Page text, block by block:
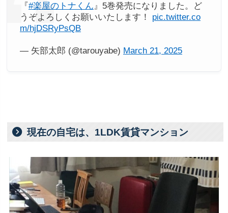
『#楽屋のトナくん』5巻発売になりました。ど
うぞよろしくお願いいたします！ pic.twitter.co
m/hjDSRyPsQB
— 矢部太郎 (@tarouyabe) March 21, 2025
現在の自宅は、1LDK賃貸マンション